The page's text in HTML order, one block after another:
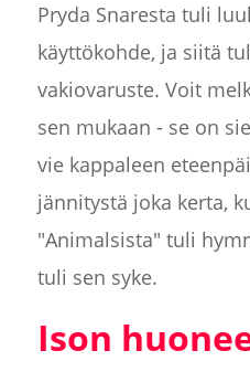
Pryda Snaresta tuli
käyttökohde, ja siitä
vakiovaruste. Voit
sen mukaan - se on
vie kappaleen
jännitystä joka kerta,
"Animalsista" tuli
tuli sen syke.
Ison